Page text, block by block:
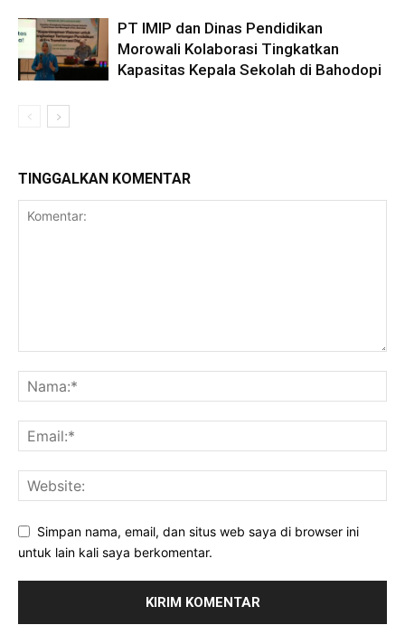
PT IMIP dan Dinas Pendidikan
Morowali Kolaborasi Tingkatkan
Kapasitas Kepala Sekolah di Bahodopi
TINGGALKAN KOMENTAR
Simpan nama, email, dan situs web saya di browser ini
untuk lain kali saya berkomentar.